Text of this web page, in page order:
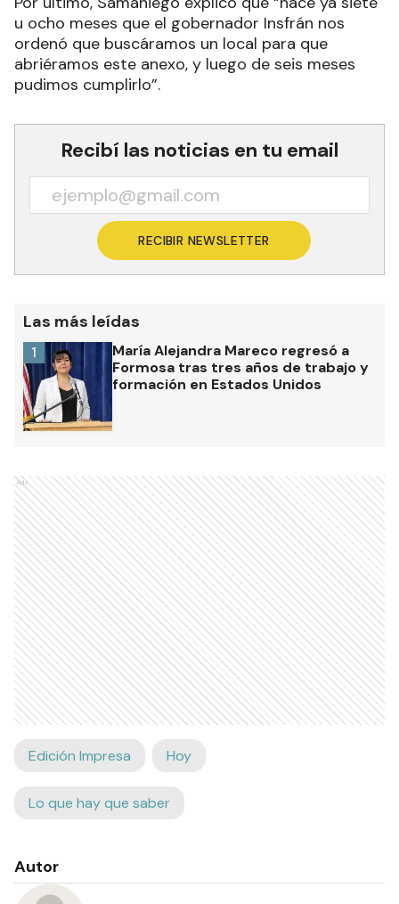
u ocho meses que el gobernador Insfrán nos
ordenó que buscáramos un local para que
abriéramos este anexo, y luego de seis meses
pudimos cumplirlo”.
Recibí las noticias en tu email
RECIBIR NEWSLETTER
Las más leídas
María Alejandra Mareco regresó a
Formosa tras tres años de trabajo y
formación en Estados Unidos
1
Ads
Edición Impresa Hoy
Lo que hay que saber
Autor